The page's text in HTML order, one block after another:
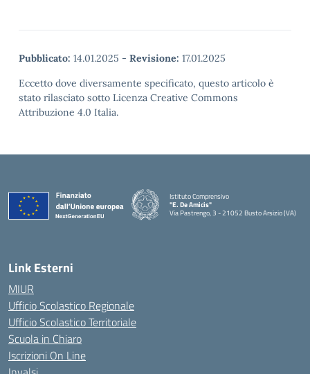
Pubblicato: 14.01.2025 - Revisione: 17.01.2025
Eccetto dove diversamente specificato, questo articolo è
stato rilasciato sotto Licenza Creative Commons
Attribuzione 4.0 Italia.
Istituto Comprensivo
"E. De Amicis"
Via Pastrengo, 3 - 21052 Busto Arsizio (VA)
Link Esterni
MIUR
Ufficio Scolastico Regionale
Ufficio Scolastico Territoriale
Scuola in Chiaro
Iscrizioni On Line